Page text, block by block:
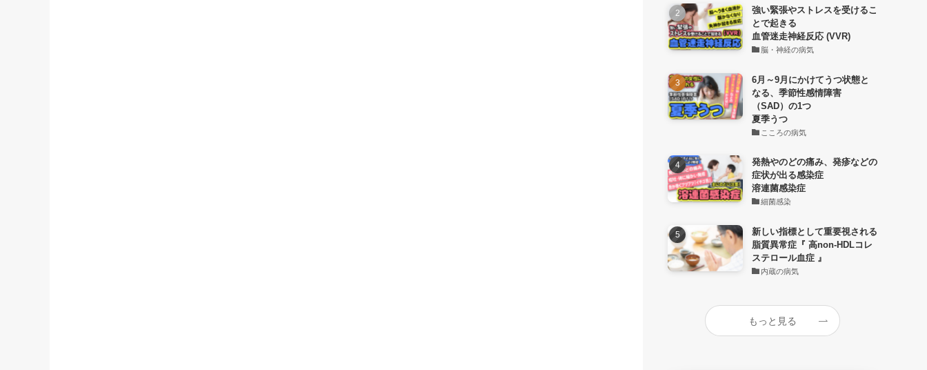
強い緊張やストレスを受けるこ
とで起きる
血管迷走神経反応 (VVR)
脳・神経の病気
6月～9月にかけてうつ状態と
なる、季節性感情障害
（SAD）の1つ
夏季うつ
こころの病気
発熱やのどの痛み、発疹などの
症状が出る感染症
溶連菌感染症
細菌感染
新しい指標として重要視される
脂質異常症『 高non-HDLコレ
ステロール血症 』
内蔵の病気
もっと見る